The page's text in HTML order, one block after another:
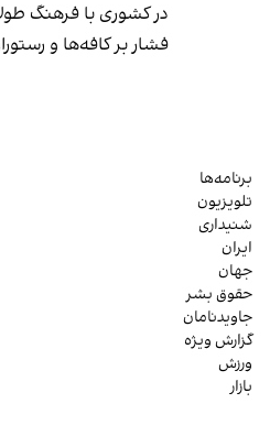
در کشوری با فرهنگ
فشار بر کافه‌ها و
برنامه‌ها
تلویزیون
شنیداری
ایران
جهان
حقوق بشر
جاویدنامان
گزارش ویژه
ورزش
بازار